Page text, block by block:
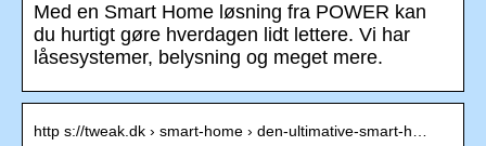
Med en Smart Home løsning fra POWER kan
du hurtigt gøre hverdagen lidt lettere. Vi har
låsesystemer, belysning og meget mere.
http s://tweak.dk › smart-home › den-ultimative-smart-h…